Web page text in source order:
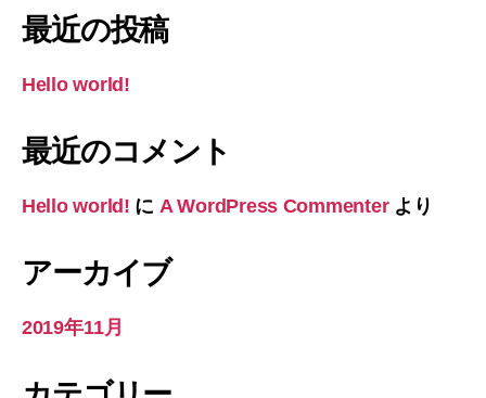
象:
最近の投稿
Hello world!
最近のコメント
Hello world! に A WordPress Commenterより
アーカイブ
2019年11月